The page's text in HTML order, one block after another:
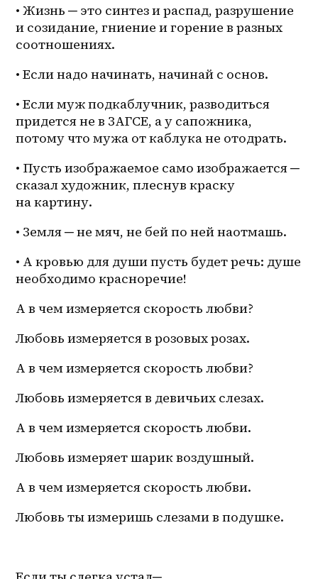
• Жизнь ─ это синтез и распад, разрушение
и созидание, гниение и горение в разных
соотношениях.
• Если надо начинать, начинай с основ.
• Если муж подкаблучник, разводиться
придется не в ЗАГСЕ, а у сапожника,
потому что мужа от каблука не отодрать.
• Пусть изображаемое само изображается ─
сказал художник, плеснув краску
на картину.
• Земля ─ не мяч, не бей по ней наотмашь.
• А кровью для души пусть будет речь: душе
необходимо красноречие!
А в чем измеряется скорость любви?
Любовь измеряется в розовых розах.
А в чем измеряется скорость любви?
Любовь измеряется в девичьих слезах.
А в чем измеряется скорость любви.
Любовь измеряет шарик воздушный.
А в чем измеряется скорость любви.
Любовь ты измеришь слезами в подушке.